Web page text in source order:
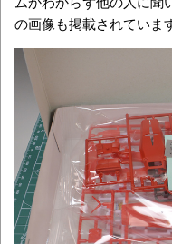
の画像も掲載されていま